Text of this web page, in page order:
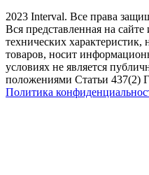
2023 Interval. Все права
Вся представленная на
технических характеристик,
товаров, носит
условиях не является
положениями Статьи 437(2)
Политика